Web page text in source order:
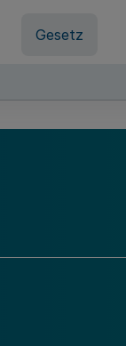
Gesetz